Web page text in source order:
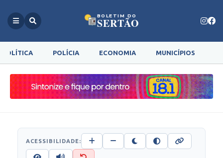
BOLETIM DO
SERTÃO
POLÍTICA POLÍCIA ECONOMIA MUNICÍPIOS
ACESSIBILIDADE: